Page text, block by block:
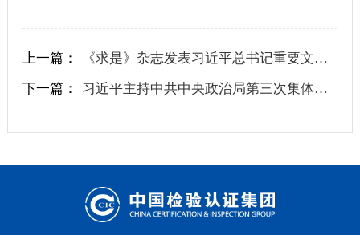
上一篇：
《求是》杂志发表习近平总书记重要文章《新时代党和人民奋进的必由之路》
下一篇：
习近平主持中共中央政治局第三次集体学习并发表重要讲话